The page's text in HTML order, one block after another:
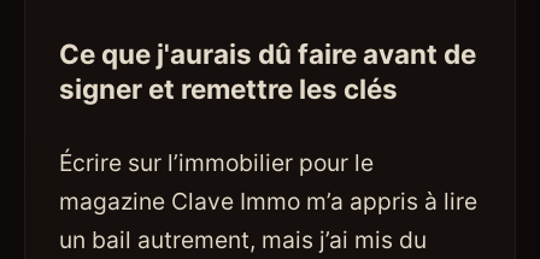
Ce que j'aurais dû faire avant de
signer et remettre les clés
Écrire sur l’immobilier pour le
magazine Clave Immo m’a appris à lire
un bail autrement, mais j’ai mis du